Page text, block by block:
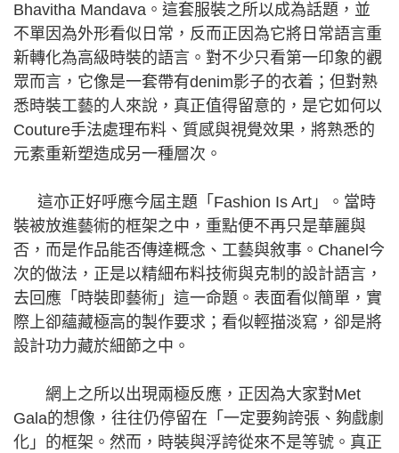
Bhavitha Mandava。這套服裝之所以成為話題，並
不單因為外形看似日常，反而正因為它將日常語言重
新轉化為高級時裝的語言。對不少只看第一印象的觀
眾而言，它像是一套帶有denim影子的衣着；但對熟
悉時裝工藝的人來說，真正值得留意的，是它如何以
Couture手法處理布料、質感與視覺效果，將熟悉的
元素重新塑造成另一種層次。
這亦正好呼應今屆主題「Fashion Is Art」。當時
裝被放進藝術的框架之中，重點便不再只是華麗與
否，而是作品能否傳達概念、工藝與敘事。Chanel今
次的做法，正是以精細布料技術與克制的設計語言，
去回應「時裝即藝術」這一命題。表面看似簡單，實
際上卻蘊藏極高的製作要求；看似輕描淡寫，卻是將
設計功力藏於細節之中。
網上之所以出現兩極反應，正因為大家對Met
Gala的想像，往往仍停留在「一定要夠誇張、夠戲劇
化」的框架。然而，時裝與浮誇從來不是等號。真正